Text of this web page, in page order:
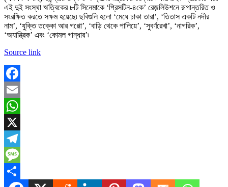
এই দুই সংস্থা ঋত্বিকের ৮টি সিনেমাকে ‘প্রিসটিন-৪কে’ রেজ়লিউশনে রূপান্তরিত ও
সংরক্ষিত করতে সক্ষম হয়েছে৷ ছবিগুলি হলো ‘মেঘে ঢাকা তারা’, ‘তিতাস একটি নদীর
নাম’, ‘যুক্তি তক্কো আর গপ্পো’, ‘বাড়ি থেকে পালিয়ে’, ‘সুবর্ণরেখা’, ‘নাগরিক’,
‘অযান্ত্রিক’ এবং ‘কোমল গান্ধার’৷
Source link
Facebook
Email
WhatsApp
X
Telegram
Message